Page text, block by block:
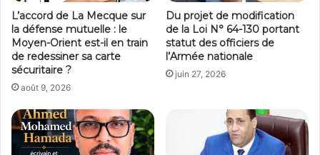
L’accord de La Mecque sur
la défense mutuelle : le
Moyen-Orient est-il en train
de redessiner sa carte
sécuritaire ?
août 9, 2026
Du projet de modification
de la Loi N° 64-130 portant
statut des officiers de
l’Armée nationale
juin 27, 2026